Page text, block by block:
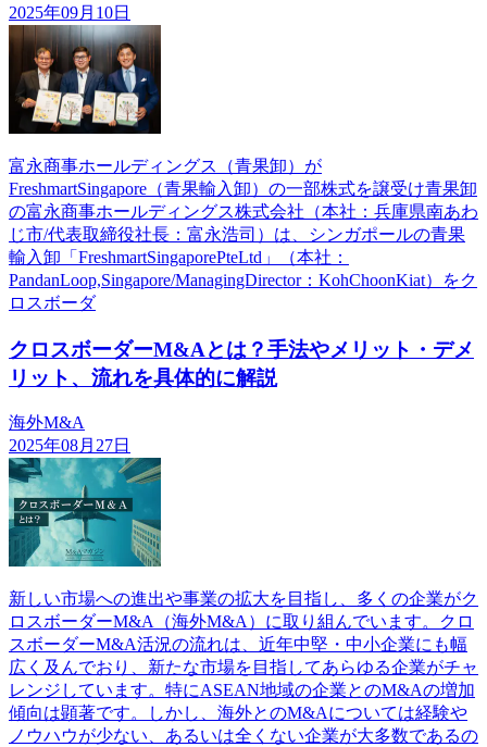
2025年09月10日
富永商事ホールディングス（青果卸）が
FreshmartSingapore（青果輸入卸）の一部株式を譲受け青果卸
の富永商事ホールディングス株式会社（本社：兵庫県南あわ
じ市/代表取締役社長：富永浩司）は、シンガポールの青果
輸入卸「FreshmartSingaporePteLtd」（本社：
PandanLoop,Singapore/ManagingDirector：KohChoonKiat）をク
ロスボーダ
クロスボーダーM&Aとは？手法やメリット・デメ
リット、流れを具体的に解説
海外M&A
2025年08月27日
新しい市場への進出や事業の拡大を目指し、多くの企業がク
ロスボーダーM&A（海外M&A）に取り組んでいます。クロ
スボーダーM&A活況の流れは、近年中堅・中小企業にも幅
広く及んでおり、新たな市場を目指してあらゆる企業がチャ
レンジしています。特にASEAN地域の企業とのM&Aの増加
傾向は顕著です。しかし、海外とのM&Aについては経験や
ノウハウが少ない、あるいは全くない企業が大多数であるの